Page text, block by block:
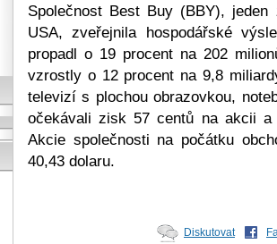
Společnost Best Buy (BBY),
USA, zveřejnila hospodářské
propadl o 19 procent na 202
vzrostly o 12 procent na 9,8
televizí s plochou obrazovkou,
očekávali zisk 57 centů na akcii
Akcie společnosti na počátku
40,43 dolaru.
Diskutovat